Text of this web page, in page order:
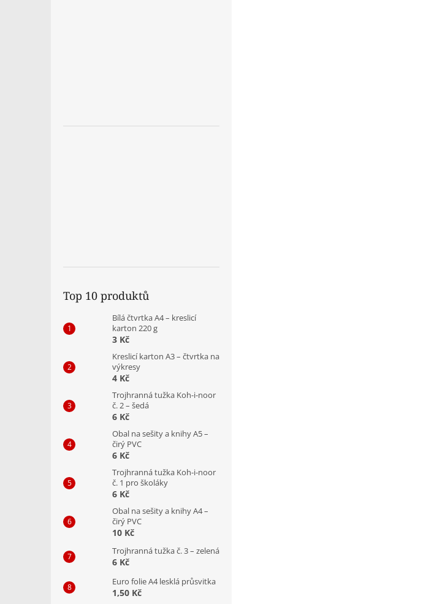
Top 10 produktů
Bílá čtvrtka A4 – kreslicí
karton 220 g
3 Kč
Kreslicí karton A3 – čtvrtka na
výkresy
4 Kč
Trojhranná tužka Koh-i-noor
č. 2 – šedá
6 Kč
Obal na sešity a knihy A5 –
čirý PVC
6 Kč
Trojhranná tužka Koh-i-noor
č. 1 pro školáky
6 Kč
Obal na sešity a knihy A4 –
čirý PVC
10 Kč
Trojhranná tužka č. 3 – zelená
6 Kč
Euro folie A4 lesklá průsvitka
1,50 Kč